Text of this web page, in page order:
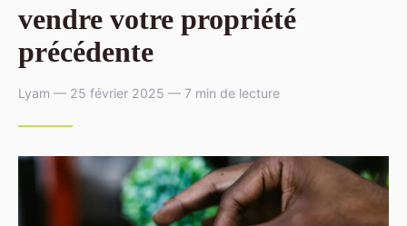
vendre votre propriété
précédente
Lyam — 25 février 2025 — 7 min de lecture